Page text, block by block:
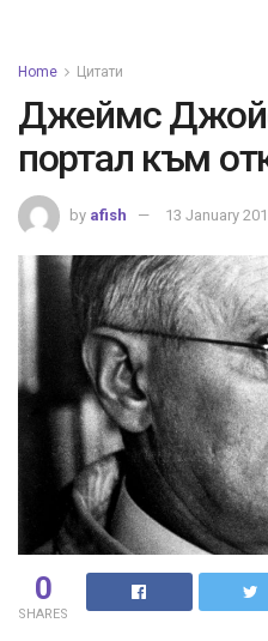
Home Цитати
Джеймс
портал към
by afish 13 January
0
SHARES